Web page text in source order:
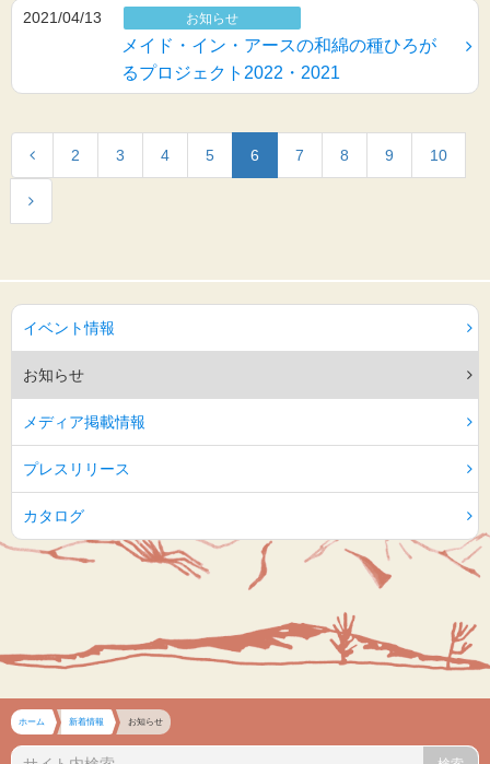
2021/04/13 お知らせ
メイド・イン・アースの和綿の種ひろが
るプロジェクト2022・2021
2 3 4 5 6 7 8 9 10
イベント情報
お知らせ
メディア掲載情報
プレスリリース
カタログ
ホーム 新着情報 お知らせ